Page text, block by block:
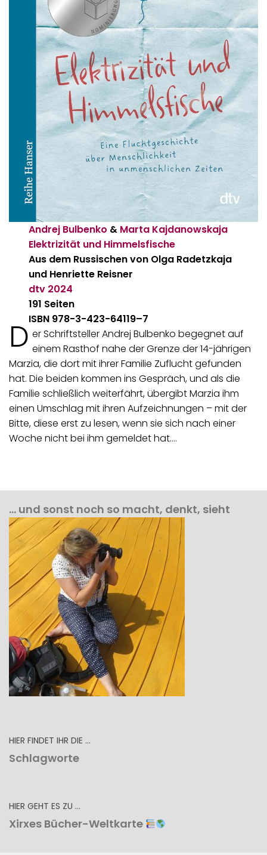
Andrej Bulbenko & Marta Kajdanowskaja
Elektrizität und Himmelsfische
Aus dem Russischen von Olga Radetzkaja
und Henriette Reisner
dtv 2024
191 Seiten
ISBN 978-3-423-64119–7
D er Schriftsteller Andrej Bulbenko begegnet auf
einem Rasthof nahe der Grenze der 14-jährigen
Marzia, die dort mit ihrer Familie Zuflucht gefunden
hat. Die beiden kommen ins Gespräch, und als die
Familie schließlich weiterfährt, übergibt Marzia ihm
einen Umschlag mit ihren Aufzeichnungen – mit der
Bitte, diese erst zu lesen, wenn sie sich nach einer
Woche nicht bei ihm gemeldet hat.…
… und sonst noch so macht, denkt, sieht
HIER FINDET IHR DIE …
Schlagworte
HIER GEHT ES ZU …
Xirxes Bücher-Weltkarte